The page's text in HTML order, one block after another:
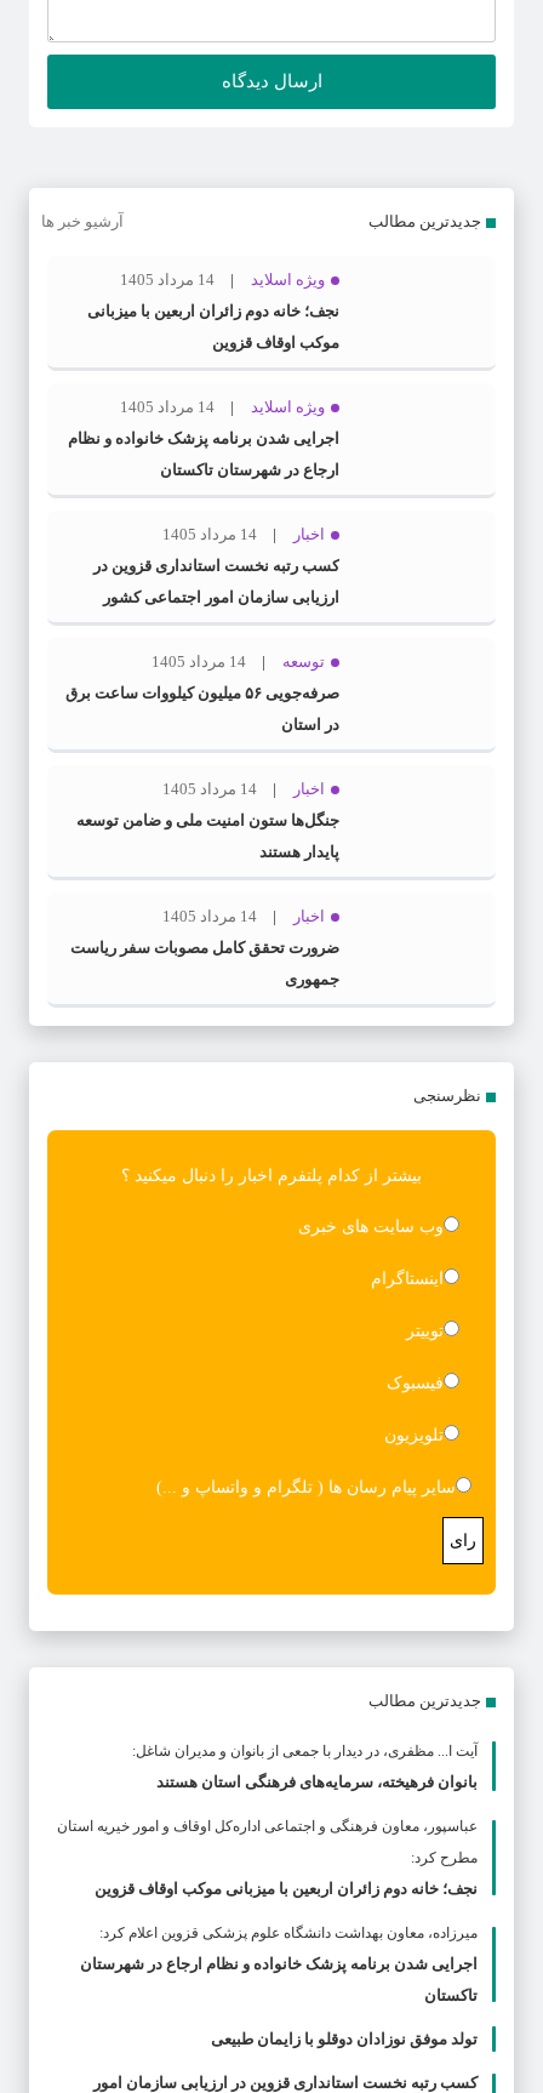
جدیدترین مطالب آرشیو خبر ها
ویژه اسلاید
14 مرداد 1405
نجف؛ خانه دوم زائران اربعین با میزبانی
موکب اوقاف قزوین
ویژه اسلاید
14 مرداد 1405
اجرایی شدن برنامه پزشک خانواده و نظام
ارجاع در شهرستان تاکستان
اخبار
14 مرداد 1405
کسب رتبه نخست استانداری قزوین در
ارزیابی سازمان امور اجتماعی کشور
توسعه
14 مرداد 1405
صرفه‌جویی ۵۶ میلیون کیلووات‌ ساعت برق
در استان
اخبار
14 مرداد 1405
جنگل‌ها ستون امنیت ملی و ضامن توسعه
پایدار هستند
اخبار
14 مرداد 1405
ضرورت تحقق کامل مصوبات سفر ریاست‌
جمهوری
نظرسنجی
بیشتر از کدام پلتفرم اخبار را دنبال میکنید ؟
وب سایت های خبری
اینستاگرام
توییتر
فیسبوک
تلویزیون
سایر پیام رسان ها ( تلگرام و واتساپ و ...)
رای
جدیدترین مطالب
آیت ا... مظفری، در دیدار با جمعی از بانوان و مدیران شاغل:
بانوان فرهیخته، سرمایه‌های فرهنگی استان هستند
عباسپور، معاون فرهنگی و اجتماعی اداره‌کل اوقاف و امور خیریه استان
مطرح كرد:
نجف؛ خانه دوم زائران اربعین با میزبانی موکب اوقاف قزوین
ميرزاده، معاون بهداشت دانشگاه علوم پزشکی قزوین اعلام کرد:
اجرایی شدن برنامه پزشک خانواده و نظام ارجاع در شهرستان
تاکستان
تولد موفق نوزادان دوقلو با زایمان طبیعی
کسب رتبه نخست استانداری قزوین در ارزیابی سازمان امور